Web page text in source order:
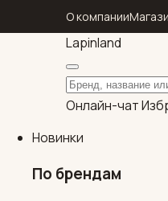
О компании
Lapinland
Поиск по
Онлайн-чат
Новинки
По брендам